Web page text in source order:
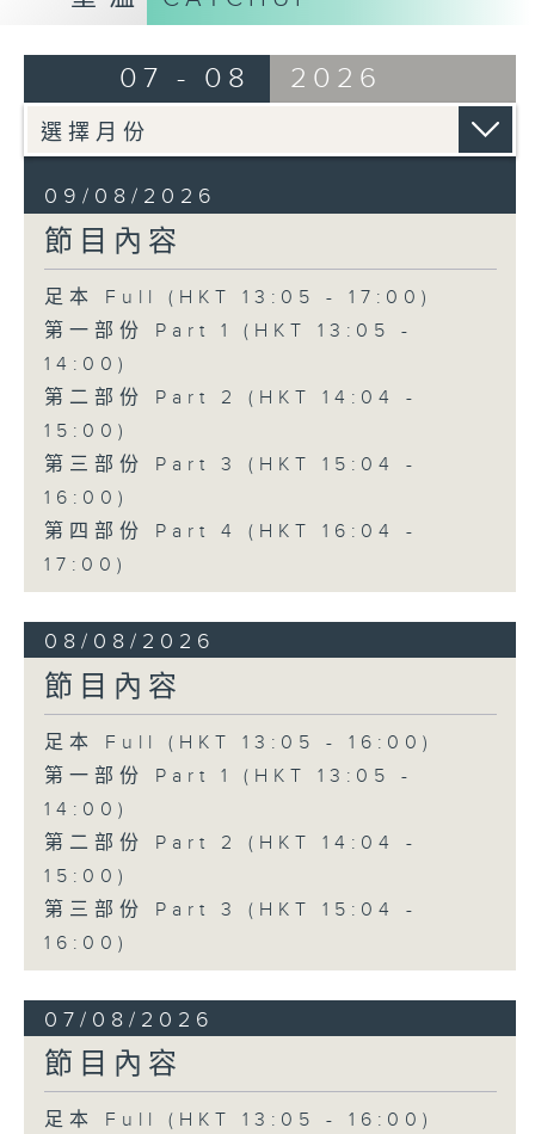
07 - 08 2026
09/08/2026
節目內容
足本 Full (HKT 13:05 - 17:00)
第一部份 Part 1 (HKT 13:05 -
14:00)
第二部份 Part 2 (HKT 14:04 -
15:00)
第三部份 Part 3 (HKT 15:04 -
16:00)
第四部份 Part 4 (HKT 16:04 -
17:00)
08/08/2026
節目內容
足本 Full (HKT 13:05 - 16:00)
第一部份 Part 1 (HKT 13:05 -
14:00)
第二部份 Part 2 (HKT 14:04 -
15:00)
第三部份 Part 3 (HKT 15:04 -
16:00)
07/08/2026
節目內容
足本 Full (HKT 13:05 - 16:00)